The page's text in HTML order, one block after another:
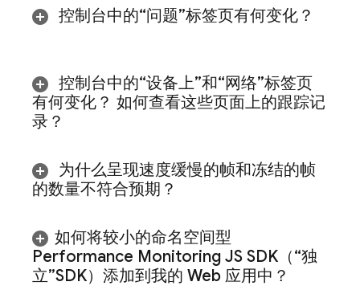
控制台中的“问题”标签页有何变化？
控制台中的“设备上”和“网络”标签页
有何变化？ 如何查看这些页面上的跟踪记
录？
为什么呈现速度缓慢的帧和冻结的帧
的数量不符合预期？
如何将较小的命名空间型
Performance Monitoring JS SDK（“独
立”SDK）添加到我的 Web 应用中？